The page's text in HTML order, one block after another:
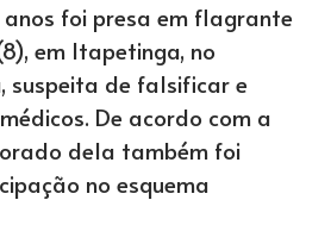
foi presa em flagrante
em Itapetinga, no
suspeita de falsificar e
De acordo com a
dela também foi
no esquema